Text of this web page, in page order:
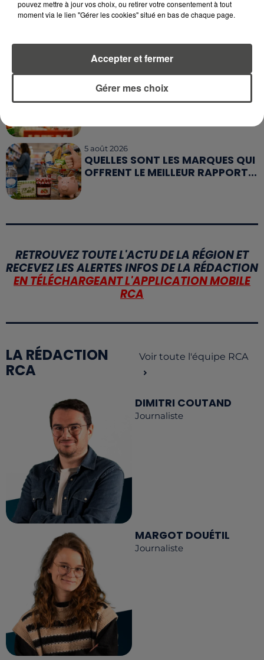
BOUTEILLES D'EAU
DISPARAISSENT DES RAYONS...
5 août 2026
MANGER SAINEMENT COÛTE 25 %
5 août 2026
QUELLES SONT LES MARQUES QUI
OFFRENT LE MEILLEUR RAPPORT...
RETROUVEZ TOUTE L'ACTU DE LA RÉGION ET
RECEVEZ LES ALERTES INFOS DE LA RÉDACTION
EN TÉLÉCHARGEANT L'APPLICATION MOBILE
RCA
LA RÉDACTION
RCA
Voir toute l'équipe RCA
DIMITRI COUTAND
Journaliste
MARGOT DOUÉTIL
Journaliste
pouvez mettre à jour vos choix, ou retirer votre consentement à tout
moment via le lien "Gérer les cookies" situé en bas de chaque page.
Gérer mes choix
Accepter et fermer